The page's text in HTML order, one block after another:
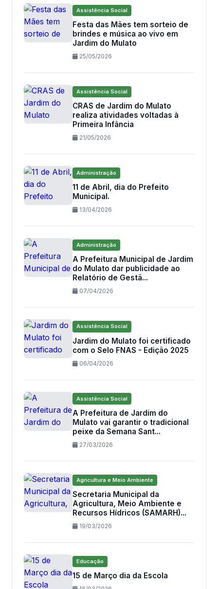
Assistência Social
Festa das Mães tem sorteio de
brindes e música ao vivo em
Jardim do Mulato
25/05/2026
Assistência Social
CRAS de Jardim do Mulato
realiza atividades voltadas à
Primeira Infância
21/05/2026
Administração
11 de Abril, dia do Prefeito
Municipal.
13/04/2026
Administração
A Prefeitura Municipal de Jardim
do Mulato dar publicidade ao
Relatório de Gestã...
07/04/2026
Assistência Social
Jardim do Mulato foi certificado
com o Selo FNAS - Edição 2025
06/04/2026
Assistência Social
A Prefeitura de Jardim do
Mulato vai garantir o tradicional
peixe da Semana Sant...
27/03/2026
Agricultura e Meio Ambiente
Secretaria Municipal da
Agricultura, Meio Ambiente e
Recursos Hídricos (SAMARH)...
19/03/2026
Educação
15 de Março dia da Escola